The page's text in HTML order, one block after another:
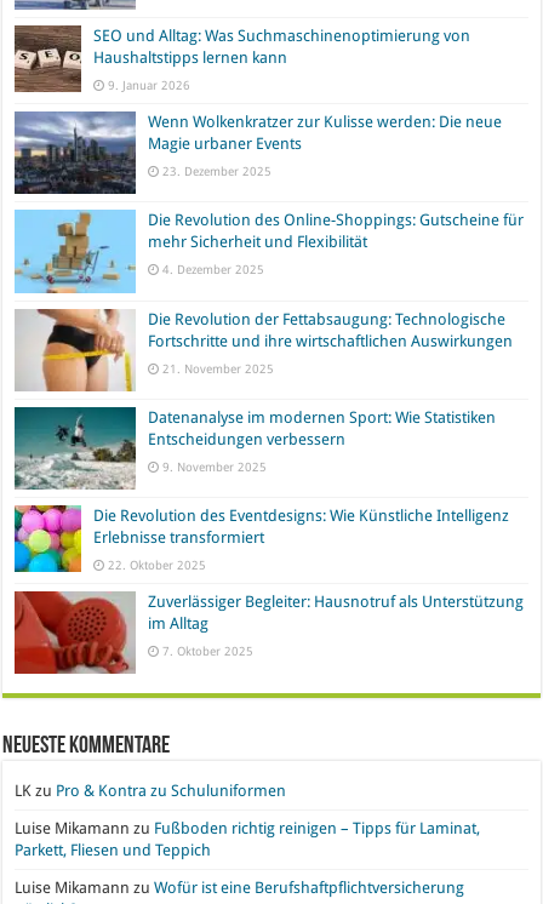
SEO und Alltag: Was Suchmaschinenoptimierung von
Haushaltstipps lernen kann
9. Januar 2026
Wenn Wolkenkratzer zur Kulisse werden: Die neue
Magie urbaner Events
23. Dezember 2025
Die Revolution des Online-Shoppings: Gutscheine für
mehr Sicherheit und Flexibilität
4. Dezember 2025
Die Revolution der Fettabsaugung: Technologische
Fortschritte und ihre wirtschaftlichen Auswirkungen
21. November 2025
Datenanalyse im modernen Sport: Wie Statistiken
Entscheidungen verbessern
9. November 2025
Die Revolution des Eventdesigns: Wie Künstliche Intelligenz
Erlebnisse transformiert
22. Oktober 2025
Zuverlässiger Begleiter: Hausnotruf als Unterstützung
im Alltag
7. Oktober 2025
Neueste Kommentare
LK zu Pro & Kontra zu Schuluniformen
Luise Mikamann zu Fußboden richtig reinigen – Tipps für Laminat,
Parkett, Fliesen und Teppich
Luise Mikamann zuWofür ist eine Berufshaftpflichtversicherung